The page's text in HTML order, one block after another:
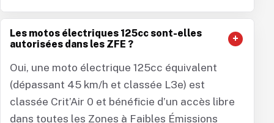
Les motos électriques 125cc sont-elles
autorisées dans les ZFE ?
Oui, une moto électrique 125cc équivalent
(dépassant 45 km/h et classée L3e) est
classée Crit’Air 0 et bénéficie d’un accès libre
dans toutes les Zones à Faibles Émissions